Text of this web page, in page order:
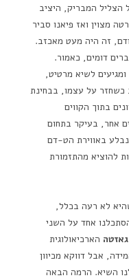
הצליל המבריק, היציב
מצוין ואז פיאנו סביר
זה היה מעט מאכזב.
דומים, כאמור.
לשיא מרטיט,
כשחזר על עצמו, בבחינת
בתוך הקווים
אחר, בעיקר בתחום
באווירת הט-דם
להוציא מהתזמורת
לא רעה בכלל,
אחד על השני
הארכיאולוגית
אבל דווקא מכיוון
השיא. הרמה הבאה